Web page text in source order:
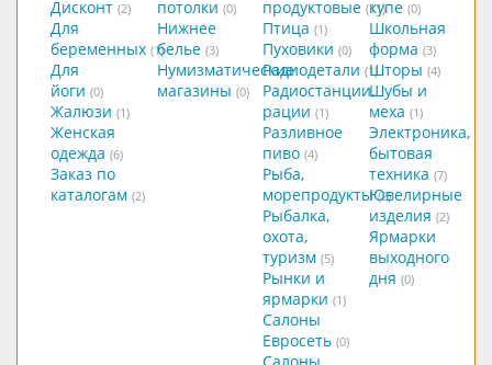
Дисконт (2)
Для
беременных (1)
Для
йоги (0)
Жалюзи (1)
Женская
одежда (6)
Заказ по
каталогам (2)
потолки (0)
Нижнее
белье (3)
Нумизматические
магазины (0)
продуктовые (11)
Птица (1)
Пуховики (0)
Радиодетали (1)
Радиостанции,
рации (1)
Разливное
пиво (4)
Рыба,
морепродукты (2)
Рыбалка,
охота,
туризм (5)
Рынки и
ярмарки (1)
Салоны
Евросеть (0)
купе (0)
Школьная
форма (3)
Шторы (4)
Шубы и
меха (1)
Электроника,
бытовая
техника (7)
Ювелирные
изделия (2)
Ярмарки
выходного
дня (0)